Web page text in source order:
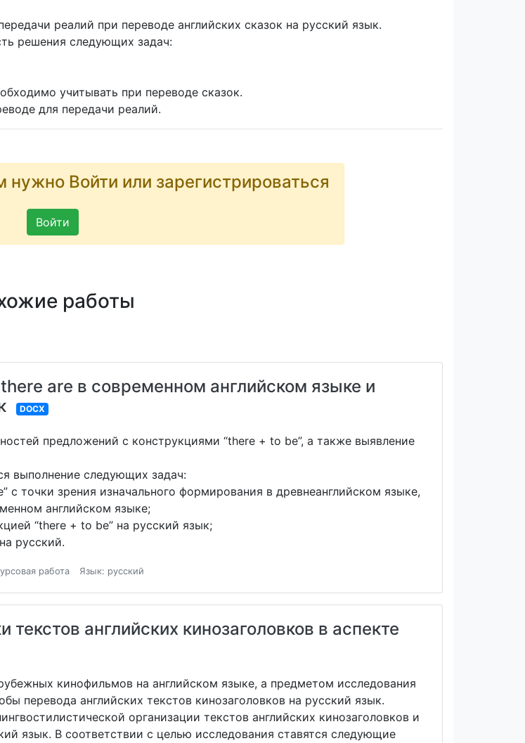
реалий при переводе английских сказок на русский язык.
решения следующих задач:
учитывать при переводе сказок.
для передачи реалий.
Войти или зарегистрироваться
Войти
работы
are в современном английском языке и
DOCX
предложений с конструкциями “there + to be”, а также выявление
выполнение следующих задач:
точки зрения изначального формирования в древнеанглийском языке,
английском языке;
“there + to be” на русский язык;
русский.
работа Язык: русский
английских кинозаголовков в аспекте
кинофильмов на английском языке, а предметом исследования
перевода английских текстов кинозаголовков на русский язык.
организации текстов английских кинозаголовков и
язык. В соответствии с целью исследования ставятся следующие